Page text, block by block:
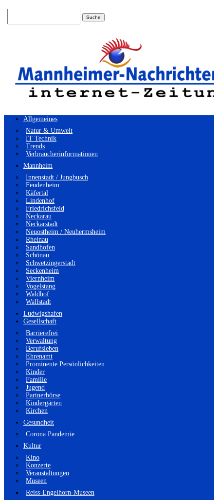
Allgemeines
Natur & Umwelt
IT Technik
Trends
Verbraucherinformationen
Mannheim
Innenstadt / Jungbusch
Feudenheim
Käfertal
Lindenhof
Friedrichsfeld
Neckarau
Neckarstadt
Neuostheim / Neuhermsheim
Rheinau
Sandhofen
Schönau
Schwetzingerstadt
Seckenheim
Viernheim
Vogelstang
Waldhof
Wallstadt
Ludwigshafen
Gesellschaft
Barrierefrei
Verwaltung
Berufsleben
Ehrenamt
Prominente Persönlichkeiten
Kinder
Familie
Jugend
Partnerbörse
Kindergärten
Kirchen
Gesundheit
Corona Pandemie
Kultur
Kino
Konzerte
Veranstaltungen
Museen
Reiss-Engelhorn-Museen